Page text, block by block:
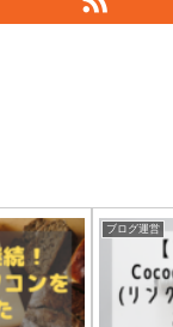
ブログ運営